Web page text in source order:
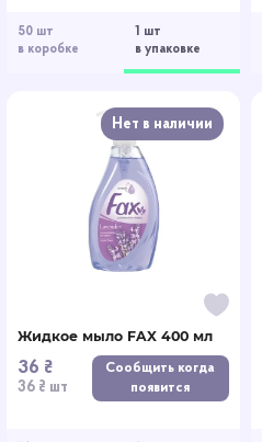
50 шт
в коробке
1 шт
в упаковке
Нет в наличии
Жидкое мыло FAX 400 мл
36 ₴
36 ₴ шт
Сообщить когда
появится